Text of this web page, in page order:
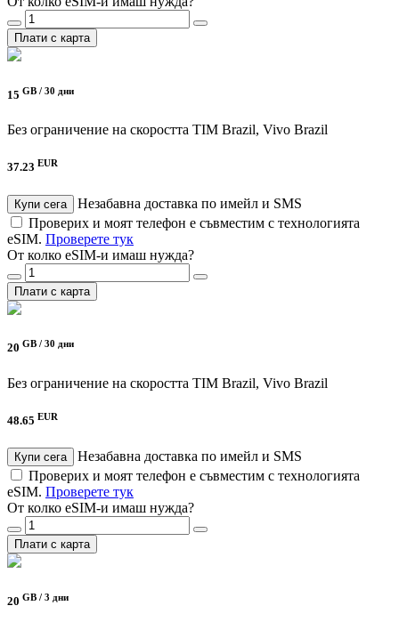
Плати с карта
15 GB / 30 дни
Без ограничение на скоростта TIM Brazil, Vivo Brazil
37.23 EUR
Купи сега
Незабавна доставка по имейл и SMS
Проверих и моят телефон е съвместим с технологията
eSIM. Проверете тук
От колко eSIM-и имаш нужда?
Плати с карта
20 GB / 30 дни
Без ограничение на скоростта TIM Brazil, Vivo Brazil
48.65 EUR
Купи сега
Незабавна доставка по имейл и SMS
Проверих и моят телефон е съвместим с технологията
eSIM. Проверете тук
От колко eSIM-и имаш нужда?
Плати с карта
20 GB / 3 дни